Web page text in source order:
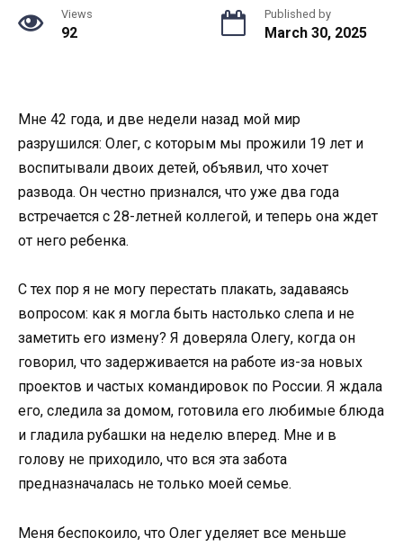
Views
92
Published by
March 30, 2025
Мне 42 года, и две недели назад мой мир
разрушился: Олег, с которым мы прожили 19 лет и
воспитывали двоих детей, объявил, что хочет
развода. Он честно признался, что уже два года
встречается с 28-летней коллегой, и теперь она ждет
от него ребенка.
С тех пор я не могу перестать плакать, задаваясь
вопросом: как я могла быть настолько слепа и не
заметить его измену? Я доверяла Олегу, когда он
говорил, что задерживается на работе из-за новых
проектов и частых командировок по России. Я ждала
его, следила за домом, готовила его любимые блюда
и гладила рубашки на неделю вперед. Мне и в
голову не приходило, что вся эта забота
предназначалась не только моей семье.
Меня беспокоило, что Олег уделяет все меньше